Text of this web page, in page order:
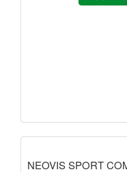
NEOVIS SPORT